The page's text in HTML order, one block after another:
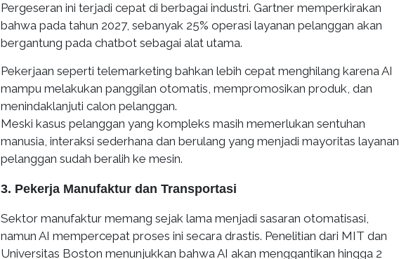
Pergeseran ini terjadi cepat di berbagai industri. Gartner memperkirakan
bahwa pada tahun 2027, sebanyak 25% operasi layanan pelanggan akan
bergantung pada chatbot sebagai alat utama.
Pekerjaan seperti telemarketing bahkan lebih cepat menghilang karena AI
mampu melakukan panggilan otomatis, mempromosikan produk, dan
menindaklanjuti calon pelanggan.
Meski kasus pelanggan yang kompleks masih memerlukan sentuhan
manusia, interaksi sederhana dan berulang yang menjadi mayoritas layanan
pelanggan sudah beralih ke mesin.
3. Pekerja Manufaktur dan Transportasi
Sektor manufaktur memang sejak lama menjadi sasaran otomatisasi,
namun AI mempercepat proses ini secara drastis. Penelitian dari MIT dan
Universitas Boston menunjukkan bahwa AI akan menggantikan hingga 2